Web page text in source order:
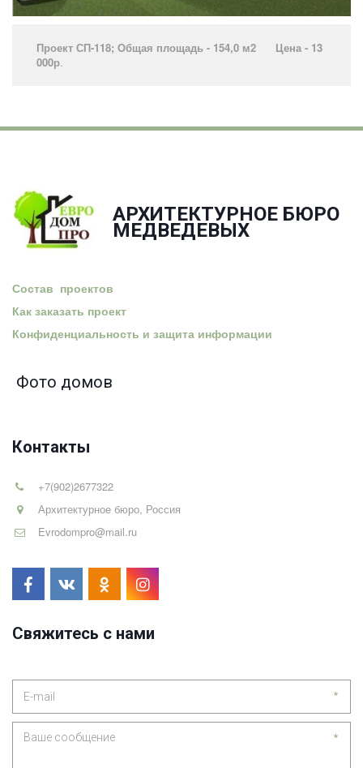
Проект СП-118; Общая площадь - 154,0 м2 Цена - 13
000р.­
АРХИТЕКТУРНОЕ БЮРО
­МЕДВЕДЕВЫХ
Состав проектов
Как заказать проект
Конфиденциальность и защита информации
Фото домов
Контакты
+7(902)2677322
Архитектурное бюро, Россия
Evrodompro@mail.ru
Свяжитесь с нами
*
*